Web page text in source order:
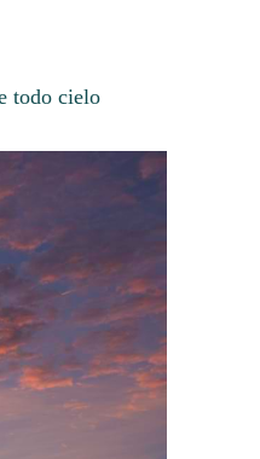
todo cielo